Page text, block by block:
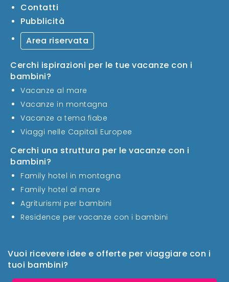
Vuoi ricevere idee e offerte per viaggiare con i
tuoi bambini?
Contatti
Pubblicità
Area riservata
Cerchi ispirazioni per le tue vacanze con i
bambini?
Vacanze al mare
Vacanze in montagna
Vacanze a tema fiabe
Viaggi nelle Capitali Europee
Cerchi una struttura per le vacanze con i
bambini?
Family hotel in montagna
Family hotel al mare
Agriturismi per bambini
Residence per vacanze con i bambini